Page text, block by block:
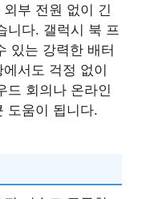
부 전원 없이 긴
니다. 갤럭시 북 프
있는 강력한 배터
서도 걱정 없이
드 회의나 온라인
도움이 됩니다.